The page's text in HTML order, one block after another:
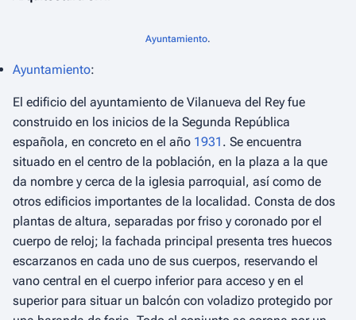
Ayuntamiento.
Ayuntamiento:
El edificio del ayuntamiento de Vilanueva del Rey fue
construido en los inicios de la Segunda República
española, en concreto en el año 1931 . Se encuentra
situado en el centro de la población, en la plaza a la que
da nombre y cerca de la iglesia parroquial, así como de
otros edificios importantes de la localidad. Consta de dos
plantas de altura, separadas por friso y coronado por el
cuerpo de reloj; la fachada principal presenta tres huecos
escarzanos en cada uno de sus cuerpos, reservando el
vano central en el cuerpo inferior para acceso y en el
superior para situar un balcón con voladizo protegido por